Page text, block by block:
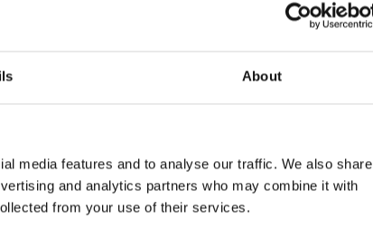
About
media features and to analyse our traffic. We also share
and analytics partners who may combine it with
from your use of their services.